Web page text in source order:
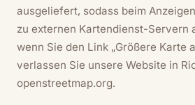
ausgeliefert, sodass beim Anzeigen
zu externen Kartendienst-Servern
wenn Sie den Link „Größere Karte
verlassen Sie unsere Website in
openstreetmap.org.